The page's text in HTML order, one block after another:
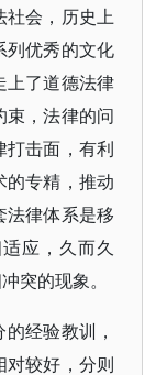
社会，历史上
列优秀的文化
上了道德法律
，法律的问
击面，有利
专精，推动
法律体系是移
应，久而久
突的现象。
经验教训，
较好，分则